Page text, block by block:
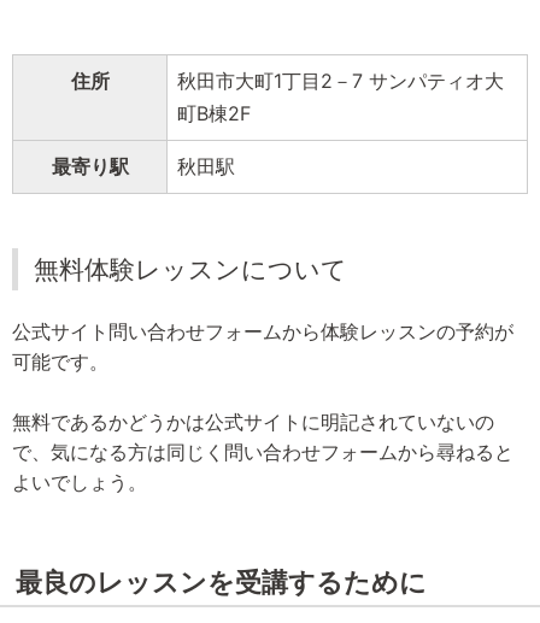
住所
秋田市大町1丁目2－7 サンパティオ大
町B棟2F
最寄り駅 秋田駅
無料体験レッスンについて
公式サイト問い合わせフォームから体験レッスンの予約が
可能です。
無料であるかどうかは公式サイトに明記されていないの
で、気になる方は同じく問い合わせフォームから尋ねると
よいでしょう。
最良のレッスンを受講するために